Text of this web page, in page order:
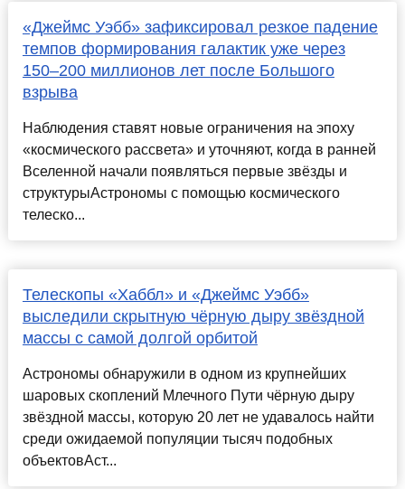
«Джеймс Уэбб» зафиксировал резкое падение
темпов формирования галактик уже через
150–200 миллионов лет после Большого
взрыва
Наблюдения ставят новые ограничения на эпоху
«космического рассвета» и уточняют, когда в ранней
Вселенной начали появляться первые звёзды и
структурыАстрономы с помощью космического
телеско...
Телескопы «Хаббл» и «Джеймс Уэбб»
выследили скрытную чёрную дыру звёздной
массы с самой долгой орбитой
Астрономы обнаружили в одном из крупнейших
шаровых скоплений Млечного Пути чёрную дыру
звёздной массы, которую 20 лет не удавалось найти
среди ожидаемой популяции тысяч подобных
объектовАст...